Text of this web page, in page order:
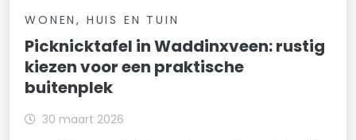
WONEN, HUIS EN TUIN
Picknicktafel in Waddinxveen: rustig
kiezen voor een praktische
buitenplek
30 maart 2026